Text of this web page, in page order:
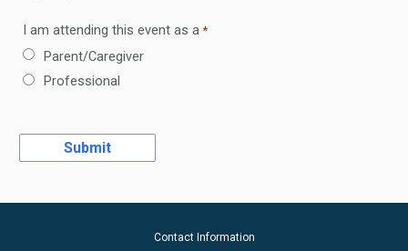
I am attending this event as a
Parent/Caregiver
Professional
Contact Information